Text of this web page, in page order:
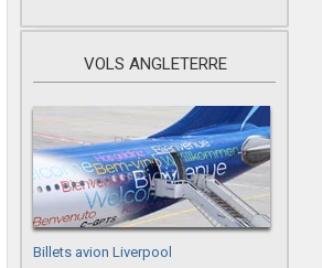
VOLS ANGLETERRE
Billets avion Liverpool